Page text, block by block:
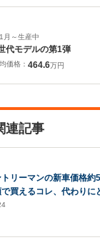
月～生産中
代モデルの第1弾
価格： 464.6万円
連記事
トリーマンの新車価格
で買えるコレ、代わり